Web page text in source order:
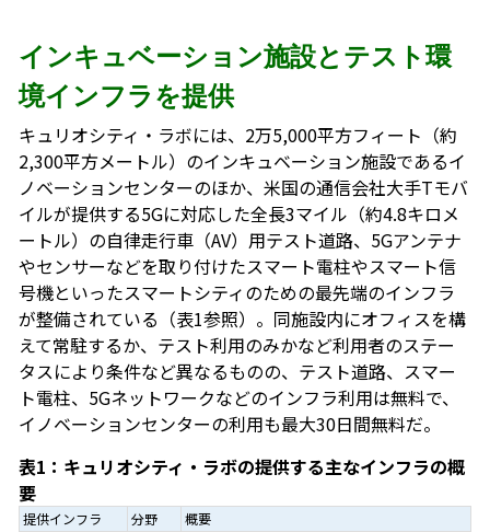
インキュベーション施設とテスト環
境インフラを提供
キュリオシティ・ラボには、2万5,000平方フィート（約
2,300平方メートル）のインキュベーション施設であるイ
ノベーションセンターのほか、米国の通信会社大手Tモバ
イルが提供する5Gに対応した全長3マイル（約4.8キロメ
ートル）の自律走行車（AV）用テスト道路、5Gアンテナ
やセンサーなどを取り付けたスマート電柱やスマート信
号機といったスマートシティのための最先端のインフラ
が整備されている（表1参照）。同施設内にオフィスを構
えて常駐するか、テスト利用のみかなど利用者のステー
タスにより条件など異なるものの、テスト道路、スマー
ト電柱、5Gネットワークなどのインフラ利用は無料で、
イノベーションセンターの利用も最大30日間無料だ。
表1：キュリオシティ・ラボの提供する主なインフラの概
要
提供インフラ 分野
概要